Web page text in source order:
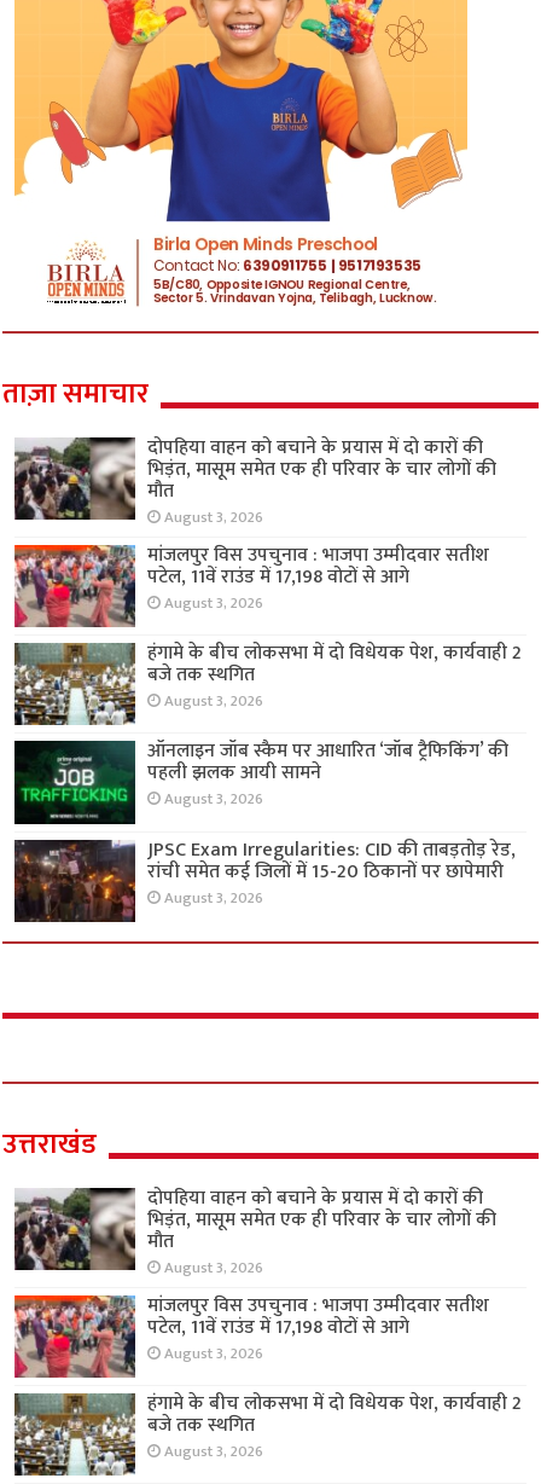
ताज़ा समाचार
दोपहिया वाहन को बचाने के प्रयास में दो कारों की
भिड़ंत, मासूम समेत एक ही परिवार के चार लोगों की
मौत
August 3, 2026
मांजलपुर विस उपचुनाव : भाजपा उम्मीदवार सतीश
पटेल, 11वें राउंड में 17,198 वोटों से आगे
August 3, 2026
हंगामे के बीच लोकसभा में दो विधेयक पेश, कार्यवाही 2
बजे तक स्थगित
August 3, 2026
ऑनलाइन जॉब स्कैम पर आधारित ‘जॉब ट्रैफिकिंग’ की
पहली झलक आयी सामने
August 3, 2026
JPSC Exam Irregularities: CID की ताबड़तोड़ रेड,
रांची समेत कई जिलों में 15-20 ठिकानों पर छापेमारी
August 3, 2026
उत्तराखंड
दोपहिया वाहन को बचाने के प्रयास में दो कारों की
भिड़ंत, मासूम समेत एक ही परिवार के चार लोगों की
मौत
August 3, 2026
मांजलपुर विस उपचुनाव : भाजपा उम्मीदवार सतीश
पटेल, 11वें राउंड में 17,198 वोटों से आगे
August 3, 2026
हंगामे के बीच लोकसभा में दो विधेयक पेश, कार्यवाही 2
बजे तक स्थगित
August 3, 2026